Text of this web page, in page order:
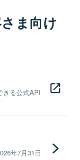
ま向け
きる公式API
年7月31日